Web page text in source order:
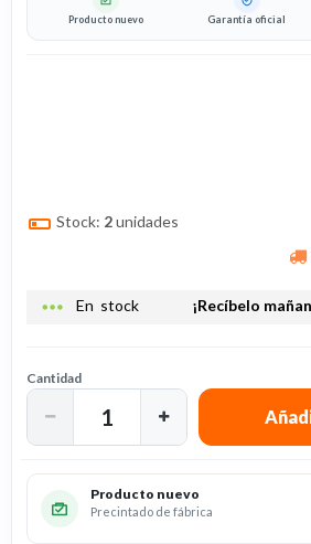
Producto nuevo Garantía oficial
Stock: 2unidades
more_horiz En stock ¡Recíbelo
Cantidad
Producto nuevo
Precintado de fábrica